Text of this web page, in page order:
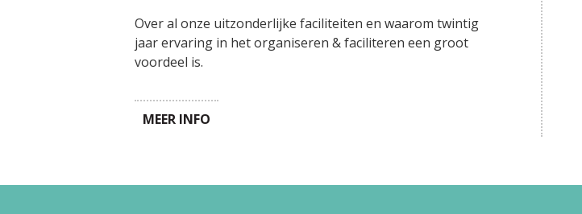
Over al onze uitzonderlijke faciliteiten en waarom twintig
jaar ervaring in het organiseren & faciliteren een groot
voordeel is.
MEER INFO